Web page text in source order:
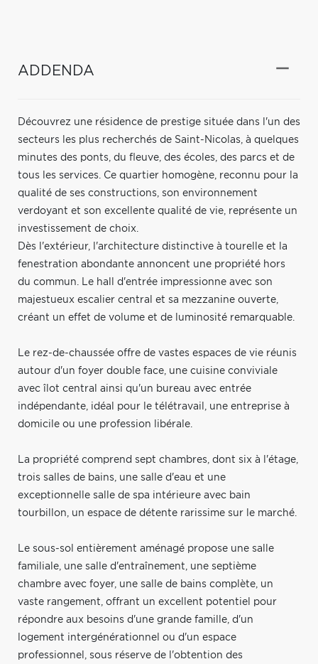
ADDENDA
Découvrez une résidence de prestige située dans l'un des
secteurs les plus recherchés de Saint-Nicolas, à quelques
minutes des ponts, du fleuve, des écoles, des parcs et de
tous les services. Ce quartier homogène, reconnu pour la
qualité de ses constructions, son environnement
verdoyant et son excellente qualité de vie, représente un
investissement de choix.
Dès l'extérieur, l'architecture distinctive à tourelle et la
fenestration abondante annoncent une propriété hors
du commun. Le hall d'entrée impressionne avec son
majestueux escalier central et sa mezzanine ouverte,
créant un effet de volume et de luminosité remarquable.
Le rez-de-chaussée offre de vastes espaces de vie réunis
autour d'un foyer double face, une cuisine conviviale
avec îlot central ainsi qu'un bureau avec entrée
indépendante, idéal pour le télétravail, une entreprise à
domicile ou une profession libérale.
La propriété comprend sept chambres, dont six à l'étage,
trois salles de bains, une salle d'eau et une
exceptionnelle salle de spa intérieure avec bain
tourbillon, un espace de détente rarissime sur le marché.
Le sous-sol entièrement aménagé propose une salle
familiale, une salle d'entraînement, une septième
chambre avec foyer, une salle de bains complète, un
vaste rangement, offrant un excellent potentiel pour
répondre aux besoins d'une grande famille, d'un
logement intergénérationnel ou d'un espace
professionnel, sous réserve de l'obtention des